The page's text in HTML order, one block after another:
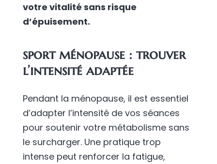
votre vitalité sans risque
d’épuisement.
sport ménopause : trouver
l’intensité adaptée
Pendant la ménopause, il est essentiel
d’adapter l’intensité de vos séances
pour soutenir votre métabolisme sans
le surcharger. Une pratique trop
intense peut renforcer la fatigue,